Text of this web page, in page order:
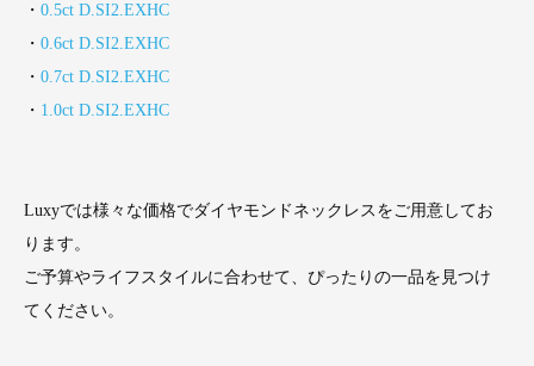
・ 0.5ct D.SI2.EXHC
・ 0.6ct D.SI2.EXHC
・ 0.7ct D.SI2.EXHC
・ 1.0ct D.SI2.EXHC
Luxyでは様々な価格でダイヤモンドネックレスをご用意してお
ります。
ご予算やライフスタイルに合わせて、ぴったりの一品を見つけ
てください。